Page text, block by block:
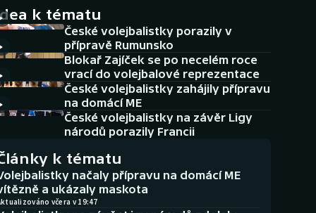
Historické návraty
Aplikace ČT sport
AZ kvíz
k tématu
České volejbalistky porazily v
přípravě Rumunsko
Blokař Zajíček se po necelém roce
vrací do volejbalové reprezentace
České volejbalistky zahájily přípravu
na domácí ME
České volejbalistky na závěr Ligy
národů porazily Francii
k tématu
načaly přípravu na domácí ME
a ukázaly maskota
včera v 19:47